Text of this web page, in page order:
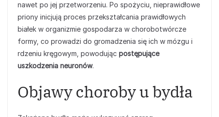
nawet po jej przetworzeniu. Po spożyciu, nieprawidłowe
priony inicjują proces przekształcania prawidłowych
białek w organizmie gospodarza w chorobotwórcze
formy, co prowadzi do gromadzenia się ich w mózgu i
rdzeniu kręgowym, powodując postępujące
uszkodzenia neuronów.
Objawy choroby u bydła